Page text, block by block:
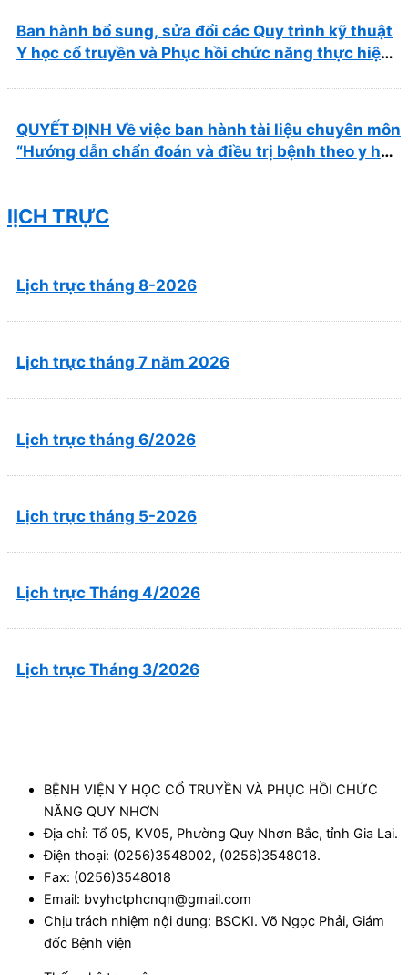
Ban hành bổ sung, sửa đổi các Quy trình kỹ thuật
Y học cổ truyền và Phục hồi chức năng thực hiện
QUYẾT ĐỊNH Về việc ban hành tài liệu chuyên môn
“Hướng dẫn chẩn đoán và điều trị bệnh theo y học
lỊCH TRỰC
Lịch trực tháng 8-2026
Lịch trực tháng 7 năm 2026
Lịch trực tháng 6/2026
Lịch trực tháng 5-2026
Lịch trực Tháng 4/2026
Lịch trực Tháng 3/2026
BỆNH VIỆN Y HỌC CỔ TRUYỀN VÀ PHỤC HỒI CHỨC
NĂNG QUY NHƠN
Địa chỉ: Tổ 05, KV05, Phường Quy Nhơn Bắc, tỉnh Gia Lai.
Điện thoại: (0256)3548002, (0256)3548018.
Fax: (0256)3548018
Email: bvyhctphcnqn@gmail.com
Chịu trách nhiệm nội dung: BSCKI. Võ Ngọc Phải, Giám
đốc Bệnh viện